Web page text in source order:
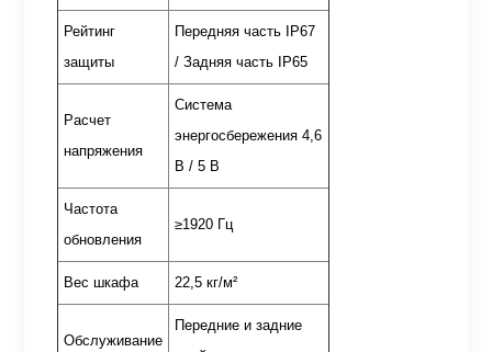
Рейтинг
защиты
Передняя часть IP67
/ Задняя часть IP65
Расчет
напряжения
Система
энергосбережения 4,6
В / 5 В
Частота
обновления
≥1920 Гц
Вес шкафа 22,5 кг/м²
Обслуживание
Передние и задние